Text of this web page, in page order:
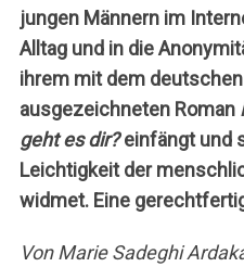
jungen Männern im
Alltag und in die
ihrem mit dem
ausgezeichneten Roman
geht es dir?einfängt und
Leichtigkeit der
widmet. Eine
Von Marie Sadeghi